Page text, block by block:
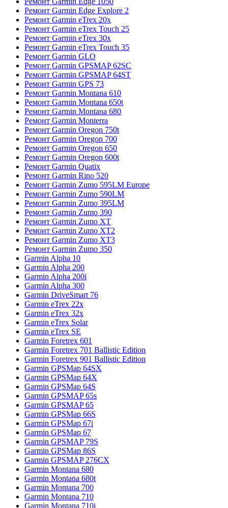
Ремонт Garmin Edge Explore 2
Ремонт Garmin eTrex 20x
Ремонт Garmin eTrex Touch 25
Ремонт Garmin eTrex 30x
Ремонт Garmin eTrex Touch 35
Ремонт Garmin GLO
Ремонт Garmin GPSMAP 62SC
Ремонт Garmin GPSMAP 64ST
Ремонт Garmin GPS 73
Ремонт Garmin Montana 610
Ремонт Garmin Montana 650t
Ремонт Garmin Montana 680
Ремонт Garmin Monterra
Ремонт Garmin Oregon 750t
Ремонт Garmin Oregon 700
Ремонт Garmin Oregon 650
Ремонт Garmin Oregon 600t
Ремонт Garmin Quatix
Ремонт Garmin Rino 520
Ремонт Garmin Zumo 595LM Europe
Ремонт Garmin Zumo 590LM
Ремонт Garmin Zumo 395LM
Ремонт Garmin Zumo 390
Ремонт Garmin Zumo XT
Ремонт Garmin Zumo XT2
Ремонт Garmin Zumo XT3
Ремонт Garmin Zumo 350
Garmin Alpha 10
Garmin Alpha 200
Garmin Alpha 200i
Garmin Alpha 300
Garmin DriveSmart 76
Garmin eTrex 22x
Garmin eTrex 32x
Garmin eTrex Solar
Garmin eTrex SE
Garmin Foretrex 601
Garmin Foretrex 701 Ballistic Edition
Garmin Foretrex 901 Ballistic Edition
Garmin GPSMap 64SX
Garmin GPSMap 64X
Garmin GPSMap 64S
Garmin GPSMAP 65s
Garmin GPSMAP 65
Garmin GPSMap 66S
Garmin GPSMap 67i
Garmin GPSMap 67
Garmin GPSMAP 79S
Garmin GPSMap 86S
Garmin GPSMAP 276CX
Garmin Montana 680
Garmin Montana 680t
Garmin Montana 700
Garmin Montana 710
Garmin Montana 710i